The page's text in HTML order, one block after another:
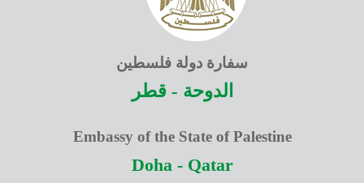
سفارة دولة فلسطين
الدوحة - قطر
Embassy of the State of Palestine
Doha - Qatar